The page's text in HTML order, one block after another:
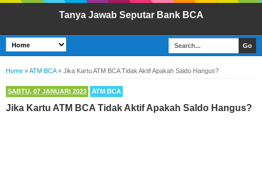
Tanya Jawab Seputar Bank BCA
Home »ATM BCA» Jika Kartu ATM BCA Tidak Aktif Apakah Saldo Hangus?
SABTU, 07 JANUARI 2023 ATM BCA
Jika Kartu ATM BCA Tidak Aktif Apakah Saldo Hangus?